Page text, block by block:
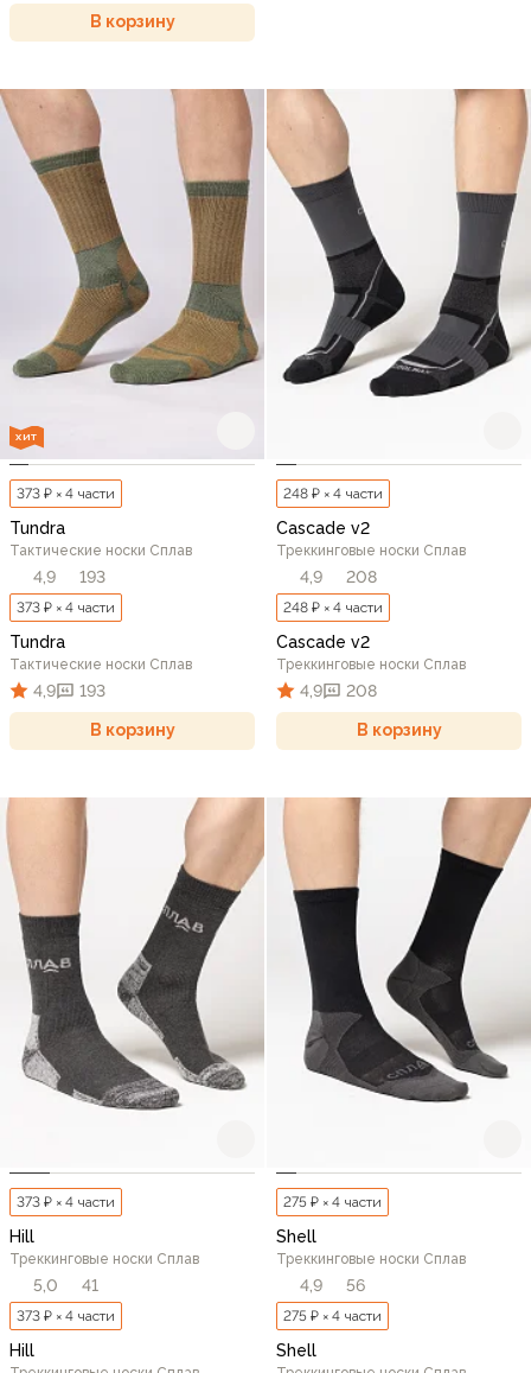
В корзину
ХИТ
373 ₽ × 4 части
Tundra
Тактические носки Сплав
4,9 193
373 ₽ × 4 части
Tundra
Тактические носки Сплав
4,9 193
В корзину
248 ₽ × 4 части
Cascade v2
Треккинговые носки Сплав
4,9 208
248 ₽ × 4 части
Cascade v2
Треккинговые носки Сплав
4,9 208
В корзину
373 ₽ × 4 части
Hill
Треккинговые носки Сплав
5,0 41
373 ₽ × 4 части
Hill
275 ₽ × 4 части
Shell
Треккинговые носки Сплав
4,9 56
275 ₽ × 4 части
Shell